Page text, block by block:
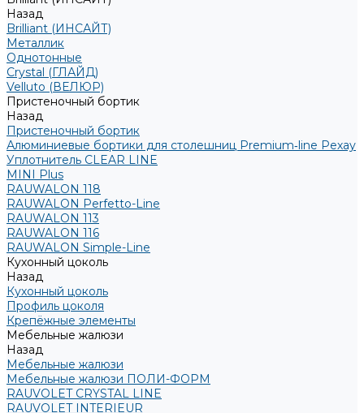
Назад
Brilliant (ИНСАЙТ)
Металлик
Однотонные
Crystal (ГЛАЙД)
Velluto (ВЕЛЮР)
Пристеночный бортик
Назад
Пристеночный бортик
Алюминиевые бортики для столешниц Premium‑line Рехау
Уплотнитель CLEAR LINE
MINI Plus
RAUWALON 118
RAUWALON Perfetto-Line
RAUWALON 113
RAUWALON 116
RAUWALON Simple-Line
Кухонный цоколь
Назад
Кухонный цоколь
Профиль цоколя
Крепёжные элементы
Мебельные жалюзи
Назад
Мебельные жалюзи
Мебельные жалюзи ПОЛИ-ФОРМ
RAUVOLET CRYSTAL LINE
RAUVOLET INTERIEUR